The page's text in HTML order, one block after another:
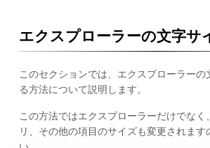
エクスプローラーの文字サ
このセクションでは、エクスプローラーの
る方法について説明します。
この方法ではエクスプローラーだけでなく
リ、その他の項目のサイズも変更されます